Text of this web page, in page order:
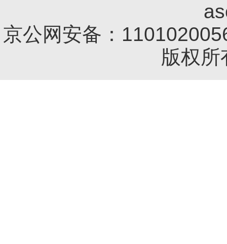
京公网安备：
版权